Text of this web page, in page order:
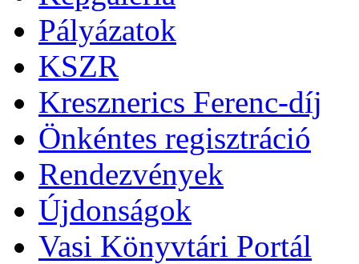
Pályázatok
KSZR
Kresznerics Ferenc-díj
Önkéntes regisztráció
Rendezvények
Újdonságok
Vasi Könyvtári Portál